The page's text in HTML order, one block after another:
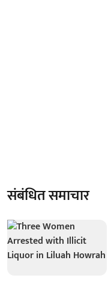
संबंधित समाचार